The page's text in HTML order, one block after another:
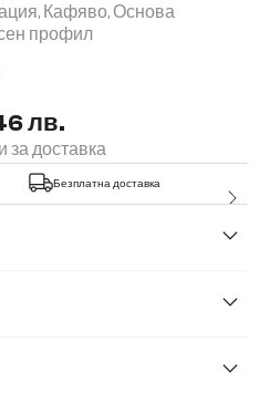
Кафяво, Основа
профил
лв.
за доставка
Безплатна доставка